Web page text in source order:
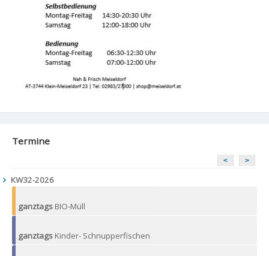
Termine
< >
KW32-2026
ganztags BIO-Müll
ganztags Kinder- Schnupperfischen